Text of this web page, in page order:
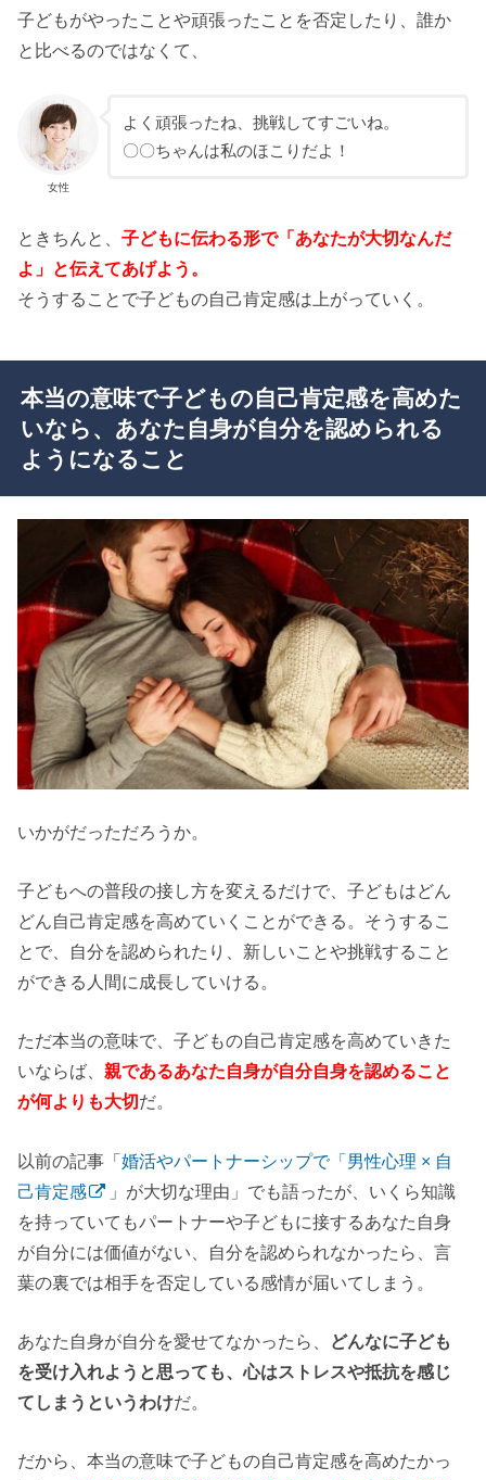
子どもがやったことや頑張ったことを否定したり、誰か
と比べるのではなくて、
女性
よく頑張ったね、挑戦してすごいね。
〇〇ちゃんは私のほこりだよ！
ときちんと、子どもに伝わる形で「あなたが大切なんだ
よ」と伝えてあげよう。
そうすることで子どもの自己肯定感は上がっていく。
本当の意味で子どもの自己肯定感を高めた
いなら、あなた自身が自分を認められる
ようになること
いかがだっただろうか。
子どもへの普段の接し方を変えるだけで、子どもはどん
どん自己肯定感を高めていくことができる。そうするこ
とで、自分を認められたり、新しいことや挑戦すること
ができる人間に成長していける。
ただ本当の意味で、子どもの自己肯定感を高めていきた
いならば、親であるあなた自身が自分自身を認めること
が何よりも大切だ。
以前の記事「婚活やパートナーシップで「男性心理 × 自
己肯定感
」が大切な理由」でも語ったが、いくら知識
を持っていてもパートナーや子どもに接するあなた自身
が自分には価値がない、自分を認められなかったら、言
葉の裏では相手を否定している感情が届いてしまう。
あなた自身が自分を愛せてなかったら、 どんなに子ども
を受け入れようと思っても、心はストレスや抵抗を感じ
てしまうというわけだ。
だから、本当の意味で子どもの自己肯定感を高めたかっ